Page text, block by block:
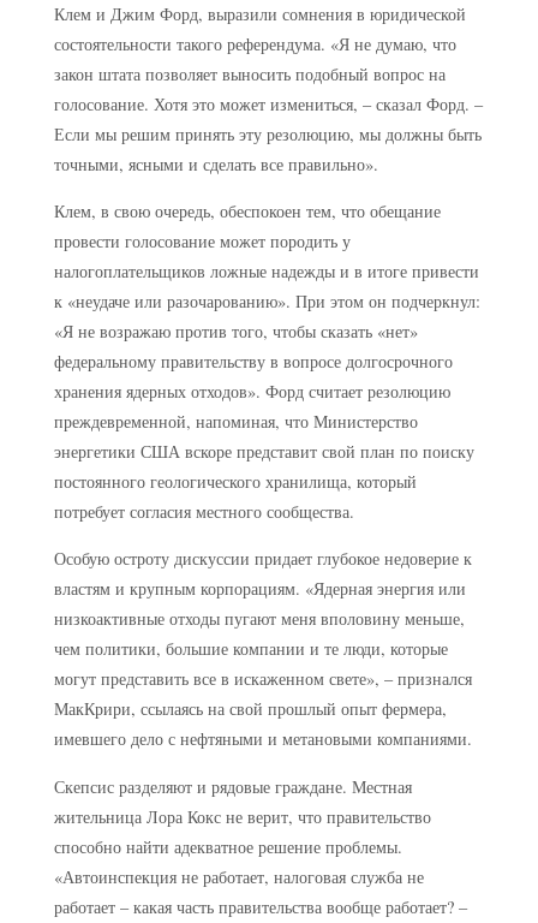
Клем и Джим Форд, выразили сомнения в юридической
состоятельности такого референдума. «Я не думаю, что
закон штата позволяет выносить подобный вопрос на
голосование. Хотя это может измениться, – сказал Форд. –
Если мы решим принять эту резолюцию, мы должны быть
точными, ясными и сделать все правильно».
Клем, в свою очередь, обеспокоен тем, что обещание
провести голосование может породить у
налогоплательщиков ложные надежды и в итоге привести
к «неудаче или разочарованию». При этом он подчеркнул:
«Я не возражаю против того, чтобы сказать «нет»
федеральному правительству в вопросе долгосрочного
хранения ядерных отходов». Форд считает резолюцию
преждевременной, напоминая, что Министерство
энергетики США вскоре представит свой план по поиску
постоянного геологического хранилища, который
потребует согласия местного сообщества.
Особую остроту дискуссии придает глубокое недоверие к
властям и крупным корпорациям. «Ядерная энергия или
низкоактивные отходы пугают меня вполовину меньше,
чем политики, большие компании и те люди, которые
могут представить все в искаженном свете», – признался
МакКрири, ссылаясь на свой прошлый опыт фермера,
имевшего дело с нефтяными и метановыми компаниями.
Скепсис разделяют и рядовые граждане. Местная
жительница Лора Кокс не верит, что правительство
способно найти адекватное решение проблемы.
«Автоинспекция не работает, налоговая служба не
работает – какая часть правительства вообще работает? –